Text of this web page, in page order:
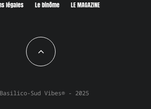
légales Le binôme LE MAGAZINE
Sud Vibes® - 2025